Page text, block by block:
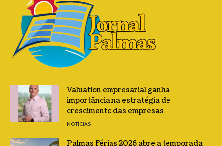
Valuation empresarial ganha
importância na estratégia de
crescimento das empresas
NOTÍCIAS
Palmas Férias 2026 abre a temporada